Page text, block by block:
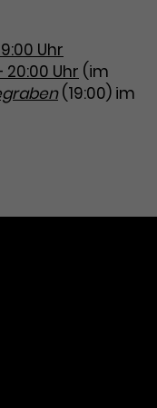
Uhr
20:00 Uhr (im
(19:00) im